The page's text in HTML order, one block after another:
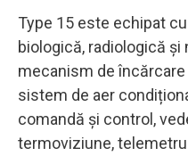
Type 15 este echipat
biologică, radiologică și
mecanism de
sistem de aer
comandă și control,
termoviziune,